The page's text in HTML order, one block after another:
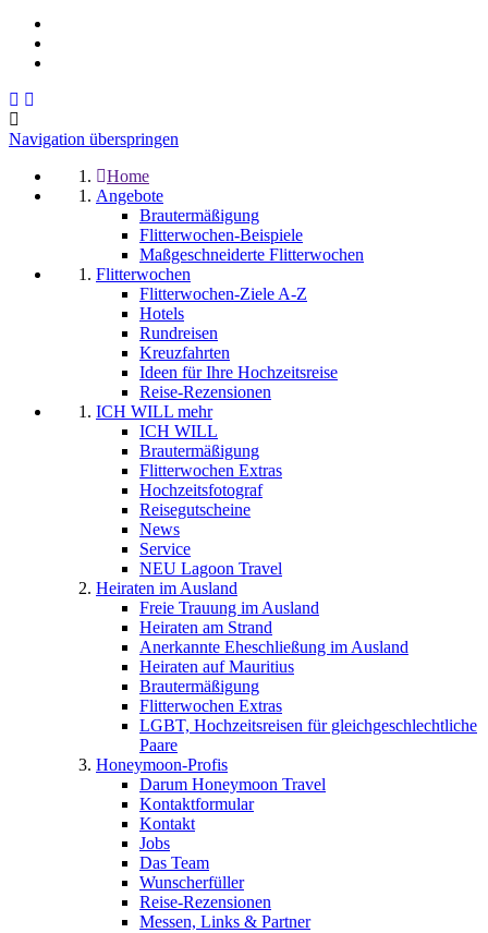
Navigation überspringen
Home
Angebote
Brautermäßigung
Flitterwochen-Beispiele
Maßgeschneiderte Flitterwochen
Flitterwochen
Flitterwochen-Ziele A-Z
Hotels
Rundreisen
Kreuzfahrten
Ideen für Ihre Hochzeitsreise
Reise-Rezensionen
ICH WILL mehr
ICH WILL
Brautermäßigung
Flitterwochen Extras
Hochzeitsfotograf
Reisegutscheine
News
Service
NEU Lagoon Travel
Heiraten im Ausland
Freie Trauung im Ausland
Heiraten am Strand
Anerkannte Eheschließung im Ausland
Heiraten auf Mauritius
Brautermäßigung
Flitterwochen Extras
LGBT, Hochzeitsreisen für gleichgeschlechtliche
Paare
Honeymoon-Profis
Darum Honeymoon Travel
Kontaktformular
Kontakt
Jobs
Das Team
Wunscherfüller
Reise-Rezensionen
Messen, Links & Partner